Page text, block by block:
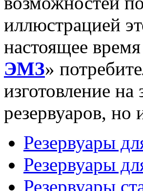
иллюстрацией
настоящее
ЭМЗ»
изготовление
резервуаров,
Резервуары
Резервуары
Резервуары